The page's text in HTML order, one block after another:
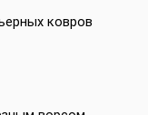
ковров